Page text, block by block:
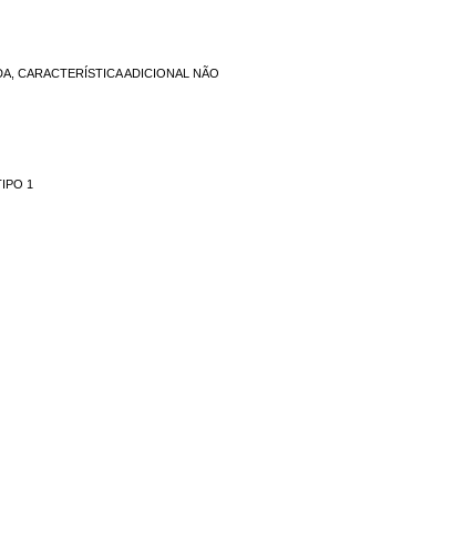
CARACTERÍSTICA ADICIONAL NÃO
1